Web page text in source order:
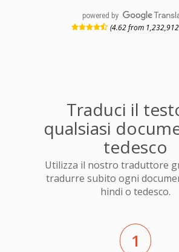
powered by
(4.62 from
Traduci il
qualsiasi
tedesco
Utilizza il nostro traduttore
tradurre subito ogni
hindi o tedesco.
1